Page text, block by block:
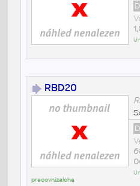
RBD20
pracovnizaloha